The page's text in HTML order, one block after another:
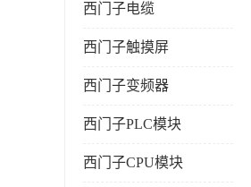
西门子电缆
西门子触摸屏
西门子变频器
西门子PLC模块
西门子CPU模块